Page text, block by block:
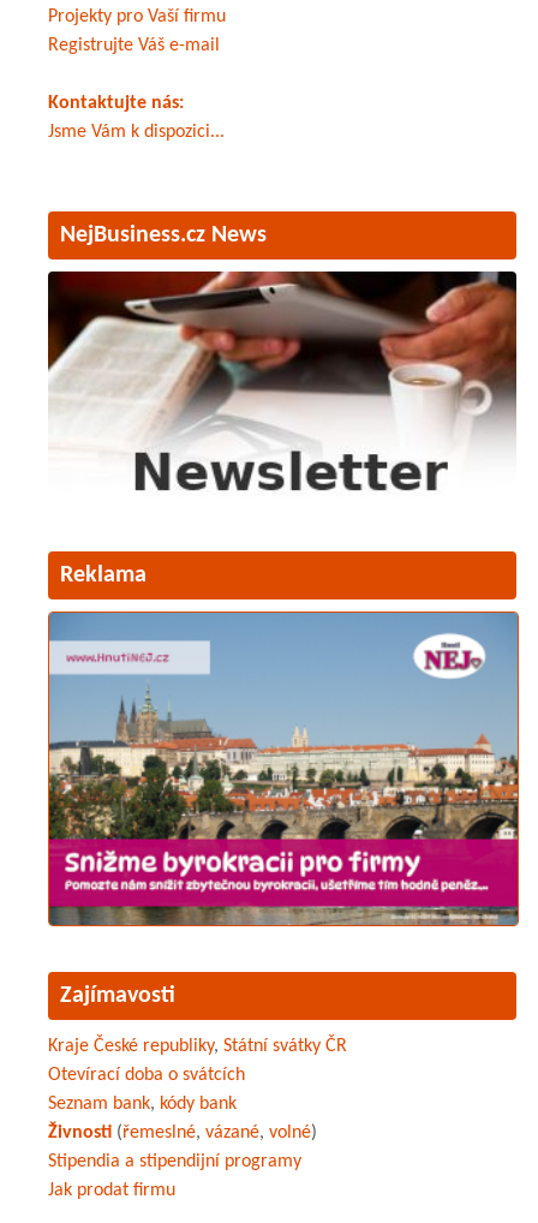
Projekty pro Vaší firmu
Registrujte Váš e-mail
Kontaktujte nás:
Jsme Vám k dispozici...
NejBusiness.cz News
Reklama
Zajímavosti
Kraje České republiky, Státní svátky ČR
Otevírací doba o svátcích
Seznam bank, kódy bank
Živnosti (řemeslné, vázané, volné)
Stipendia a stipendijní programy
Jak prodat firmu